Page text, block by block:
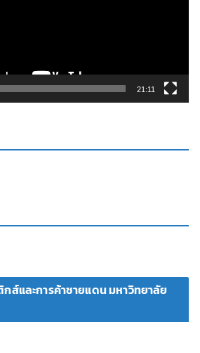
21:11
ส์และการค้าชายแดน มหาวิทยาลัย